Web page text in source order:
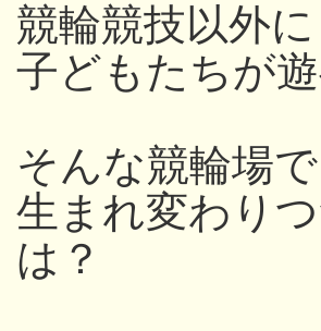
競輪競技以外
子どもたちが
そんな競輪場
生まれ変わり
は？